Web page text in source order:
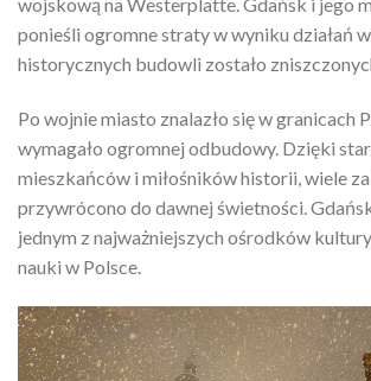
ponieśli ogromne straty w wyniku działań
historycznych budowli zostało
Po wojnie miasto znalazło się w granicach
wymagało ogromnej odbudowy. Dzięki
mieszkańców i miłośników historii, wiele
przywrócono do dawnej świetności.
jednym z najważniejszych ośrodków
nauki w Polsce.